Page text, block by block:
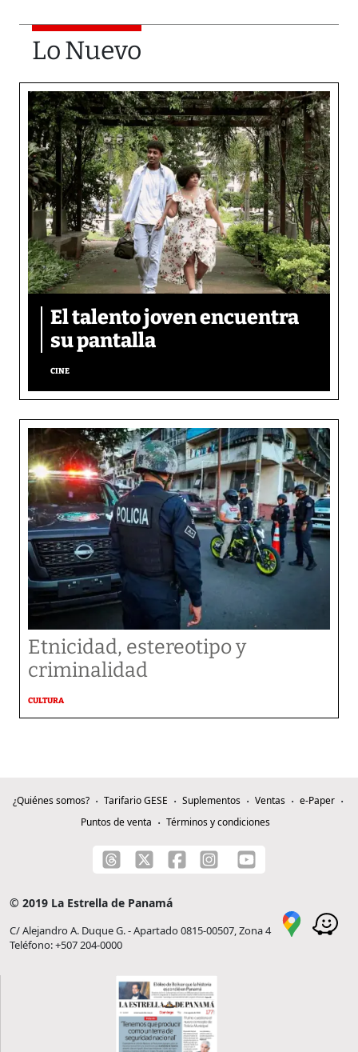
Lo Nuevo
El talento joven encuentra
su pantalla​
CINE
Etnicidad, estereotipo y
criminalidad
CULTURA
¿Quiénes somos? Tarifario GESE Suplementos Ventas
e-Paper
Puntos de venta
Términos y condiciones
© 2019 La Estrella de Panamá
C/ Alejandro A. Duque G. - Apartado 0815-00507, Zona 4
Teléfono: +507 204-0000